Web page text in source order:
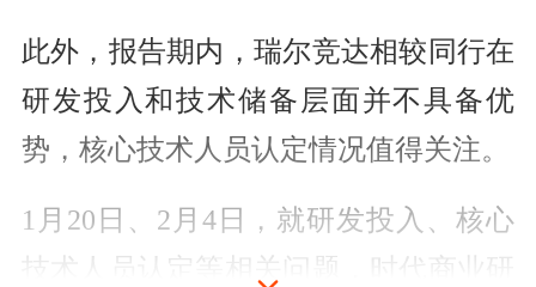
此外，报告期内，瑞尔竞达相较同行在
研发投入和技术储备层面并不具备优
势，核心技术人员认定情况值得关注。
1月20日、2月4日，就研发投入、核心
技术人员认定等相关问题，时代商业研